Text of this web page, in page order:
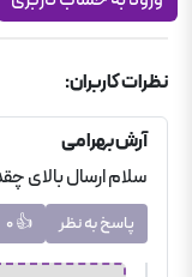
نظرات کاربران:
آرشبهرامی
سلام ارسال بالای
پاسخ به نظر 👍
0